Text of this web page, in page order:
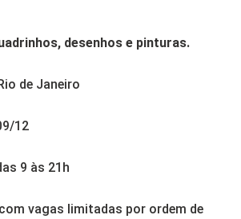
desenhos e pinturas.
de Janeiro
12
9 às 21h
vagas limitadas por ordem de